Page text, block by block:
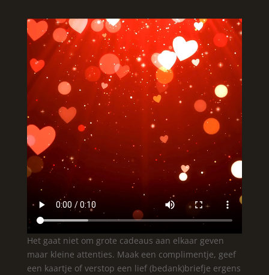
Het gaat niet om grote cadeaus aan elkaar geven
maar kleine attenties. Maak een complimentje, geef
een kaartje of verstop een lief (bedank)briefje ergens